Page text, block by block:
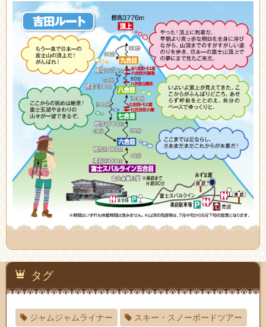
タグ
ジャムジャムライナー
スキー・スノーボードツアー